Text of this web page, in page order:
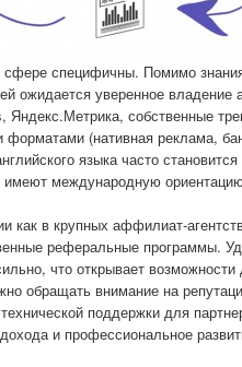
сфере специфичны. Помимо
ожидается уверенное владение
Яндекс.Метрика, собственные
(нативная реклама,
языка часто
имеют международную
как в крупных аффилиат-
реферальные программы.
что открывает
обращать внимание на
поддержки для
и профессиональное